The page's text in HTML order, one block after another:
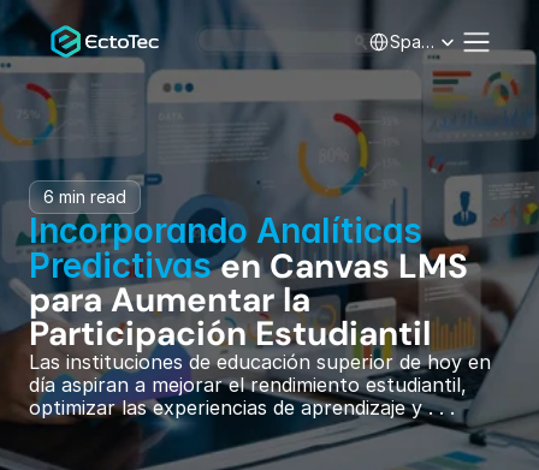
Select Language
Spanish
6 min read
Incorporando Analíticas
Predictivas en Canvas LMS
para Aumentar la
Participación Estudiantil
Las instituciones de educación superior de hoy en
día aspiran a mejorar el rendimiento estudiantil,
optimizar las experiencias de aprendizaje y . . .